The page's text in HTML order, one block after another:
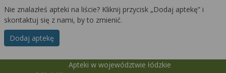
Nie znalazłeś apteki na liście? Kliknij przycisk „Dodaj aptekę” i
skontaktuj się z nami, by to zmienić.
Dodaj aptekę
Apteki w województwie łódzkie